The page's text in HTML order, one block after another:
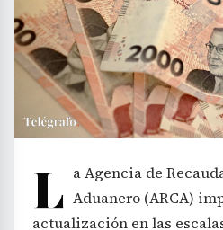
L a Agencia de
Aduanero (ARCA)
actualización en las